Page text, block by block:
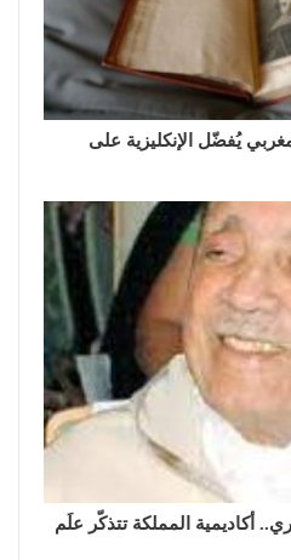
يُفضّل الإنكليزية على
أكاديمية المملكة تتذكّر علَم